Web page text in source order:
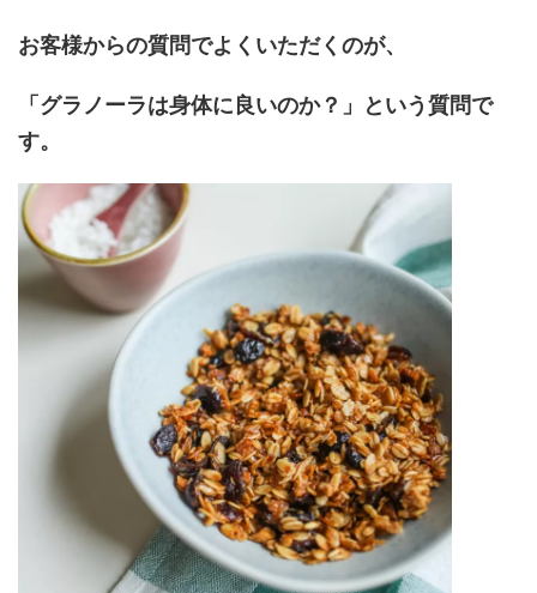
お客様からの質問でよくいただくのが、
「グラノーラは身体に良いのか？」という質問で
す。